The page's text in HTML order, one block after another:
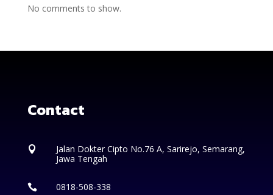
No comments to show.
Contact

Jalan Dokter Cipto No.76 A, Sarirejo, Semarang,
Jawa Tengah
 0818-508-338